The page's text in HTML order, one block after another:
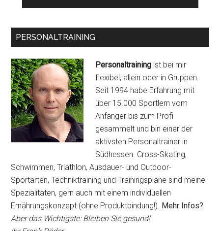
PERSONALTRAINING
Personaltraining ist bei mir
flexibel, allein oder in Gruppen.
Seit 1994 habe Erfahrung mit
über 15.000 Sportlern vom
Anfänger bis zum Profi
gesammelt und bin einer der
aktivsten Personaltrainer in
Südhessen. Cross-Skating,
Schwimmen, Triathlon, Ausdauer- und Outdoor-
Sportarten, Techniktraining und Trainingspläne sind meine
Spezialitäten, gern auch mit einem individuellen
Ernährungskonzept (ohne Produktbindung!). Mehr Infos?
Aber das Wichtigste: Bleiben Sie gesund!